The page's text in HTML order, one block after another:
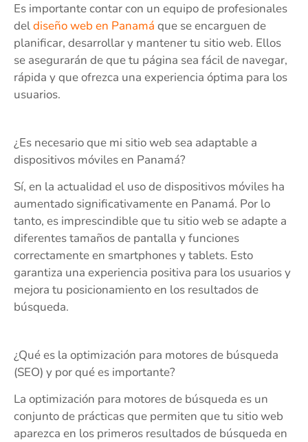
Es importante contar con un equipo de profesionales
deldiseño web en Panamá que se encarguen de
planificar, desarrollar y mantener tu sitio web. Ellos
se asegurarán de que tu página sea fácil de navegar,
rápida y que ofrezca una experiencia óptima para los
usuarios.
¿Es necesario que mi sitio web sea adaptable a
dispositivos móviles en Panamá?
Sí, en la actualidad el uso de dispositivos móviles ha
aumentado significativamente en Panamá. Por lo
tanto, es imprescindible que tu sitio web se adapte a
diferentes tamaños de pantalla y funciones
correctamente en smartphones y tablets. Esto
garantiza una experiencia positiva para los usuarios y
mejora tu posicionamiento en los resultados de
búsqueda.
¿Qué es la optimización para motores de búsqueda
(SEO) y por qué es importante?
La optimización para motores de búsqueda es un
conjunto de prácticas que permiten que tu sitio web
aparezca en los primeros resultados de búsqueda en